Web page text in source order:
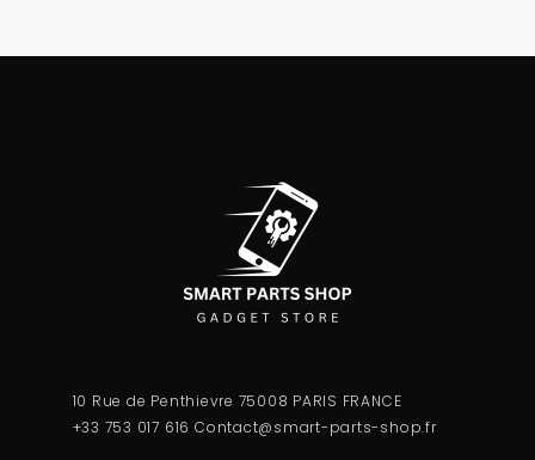
10 Rue de Penthievre 75008 PARIS FRANCE
+33 753 017 616 Contact@smart-parts-shop.fr